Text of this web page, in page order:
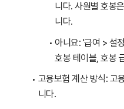
니다. 사원별 호봉
니다.
아니요: '급여 > 설
호봉 테이블, 호봉
고용보험 계산 방식: 고
니다.